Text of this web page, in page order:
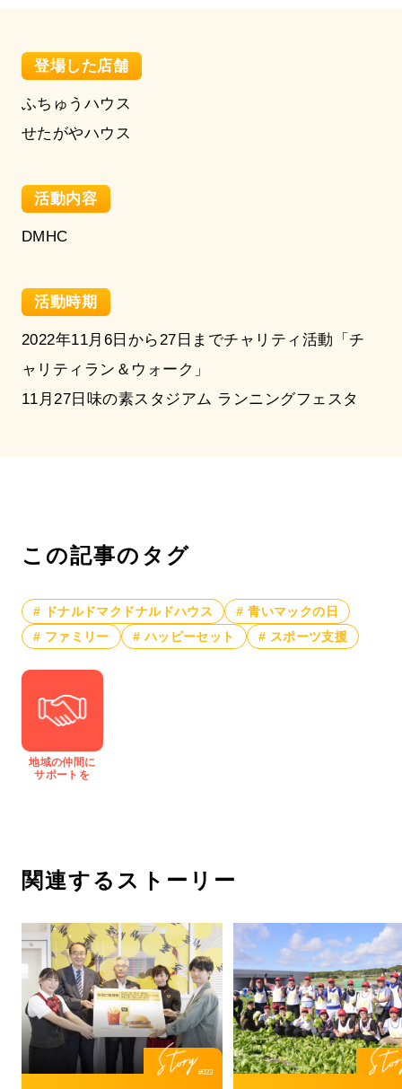
登場した店舗
ふちゅうハウス
せたがやハウス
活動内容
DMHC
活動時期
2022年11月6日から27日までチャリティ活動「チ
ャリティラン＆ウォーク」
11月27日味の素スタジアム ランニングフェスタ
この記事のタグ
# ドナルドマクドナルドハウス
# 青いマックの日
# ファミリー
# ハッピーセット # スポーツ支援
地域の仲間に
サポートを
関連するストーリー
#023